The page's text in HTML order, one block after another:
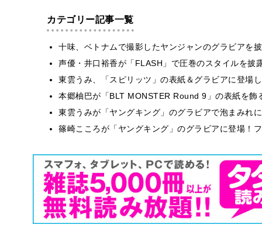
カテゴリー記事一覧
十味、ベトナムで撮影したヤンジャンのグラビアを
声優・井口裕香が「FLASH」で圧巻のスタイルを
東雲うみ、「スピリッツ」の表紙＆グラビアに登場
本郷柚巴が「BLT MONSTER Round 9」の表紙を
東雲うみが「ヤングキング」のグラビアで泡まみれ
篠崎こころが「ヤングキング」のグラビアに登場！